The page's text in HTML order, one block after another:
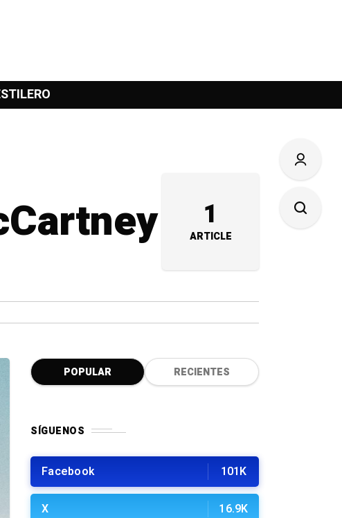
1
ARTICLE
POPULAR RECIENTES
SÍGUENOS
Facebook 101K
X 16.9K